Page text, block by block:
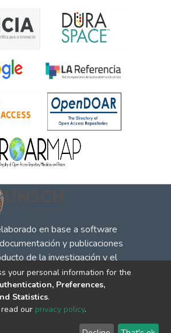
en base a software
y publicaciones
de la investigación y el
de la competencia, la
protección al consumidor, para
social y académico.
copyright © 2002-2026
End User Send
your personal information for the
Preferences,
Statistics.
our privacy policy.